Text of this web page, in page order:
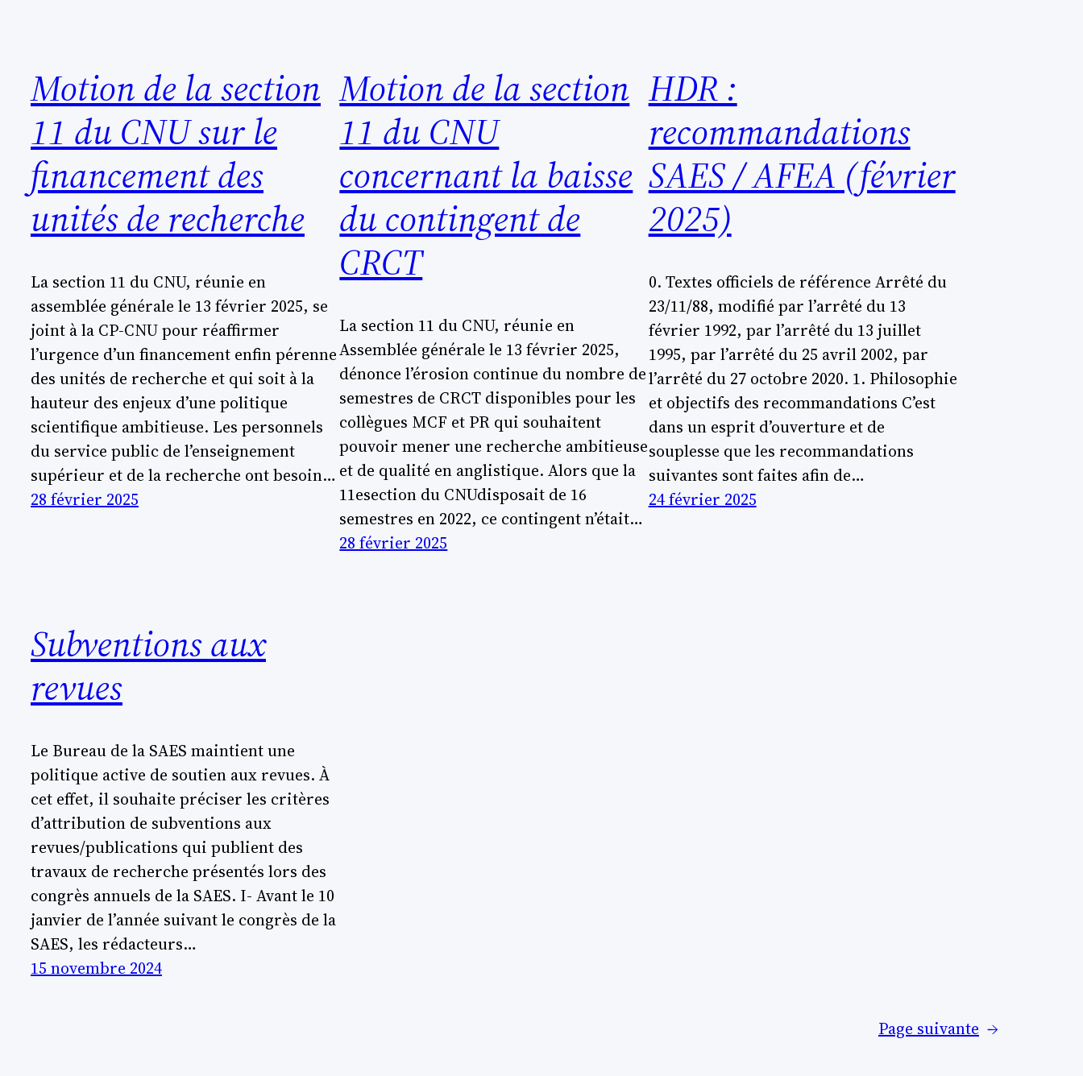
Motion de la section
11 du CNU sur le
financement des
unités de recherche
La section 11 du CNU, réunie en
assemblée générale le 13 février 2025, se
joint à la CP-CNU pour réaffirmer
l’urgence d’un financement enfin pérenne
des unités de recherche et qui soit à la
hauteur des enjeux d’une politique
scientifique ambitieuse. Les personnels
du service public de l’enseignement
supérieur et de la recherche ont besoin…
28 février 2025
Motion de la section
11 du CNU
concernant la baisse
du contingent de
CRCT
La section 11 du CNU, réunie en
Assemblée générale le 13 février 2025,
dénonce l’érosion continue du nombre de
semestres de CRCT disponibles pour les
collègues MCF et PR qui souhaitent
pouvoir mener une recherche ambitieuse
et de qualité en anglistique. Alors que la
11esection du CNUdisposait de 16
semestres en 2022, ce contingent n’était…
28 février 2025
HDR :
recommandations
SAES / AFEA (février
2025)
0. Textes officiels de référence Arrêté du
23/11/88, modifié par l’arrêté du 13
février 1992, par l’arrêté du 13 juillet
1995, par l’arrêté du 25 avril 2002, par
l’arrêté du 27 octobre 2020. 1. Philosophie
et objectifs des recommandations C’est
dans un esprit d’ouverture et de
souplesse que les recommandations
suivantes sont faites afin de…
24 février 2025
Subventions aux
revues
Le Bureau de la SAES maintient une
politique active de soutien aux revues. À
cet effet, il souhaite préciser les critères
d’attribution de subventions aux
revues/publications qui publient des
travaux de recherche présentés lors des
congrès annuels de la SAES. I- Avant le 10
janvier de l’année suivant le congrès de la
SAES, les rédacteurs…
15 novembre 2024
Page suivante →